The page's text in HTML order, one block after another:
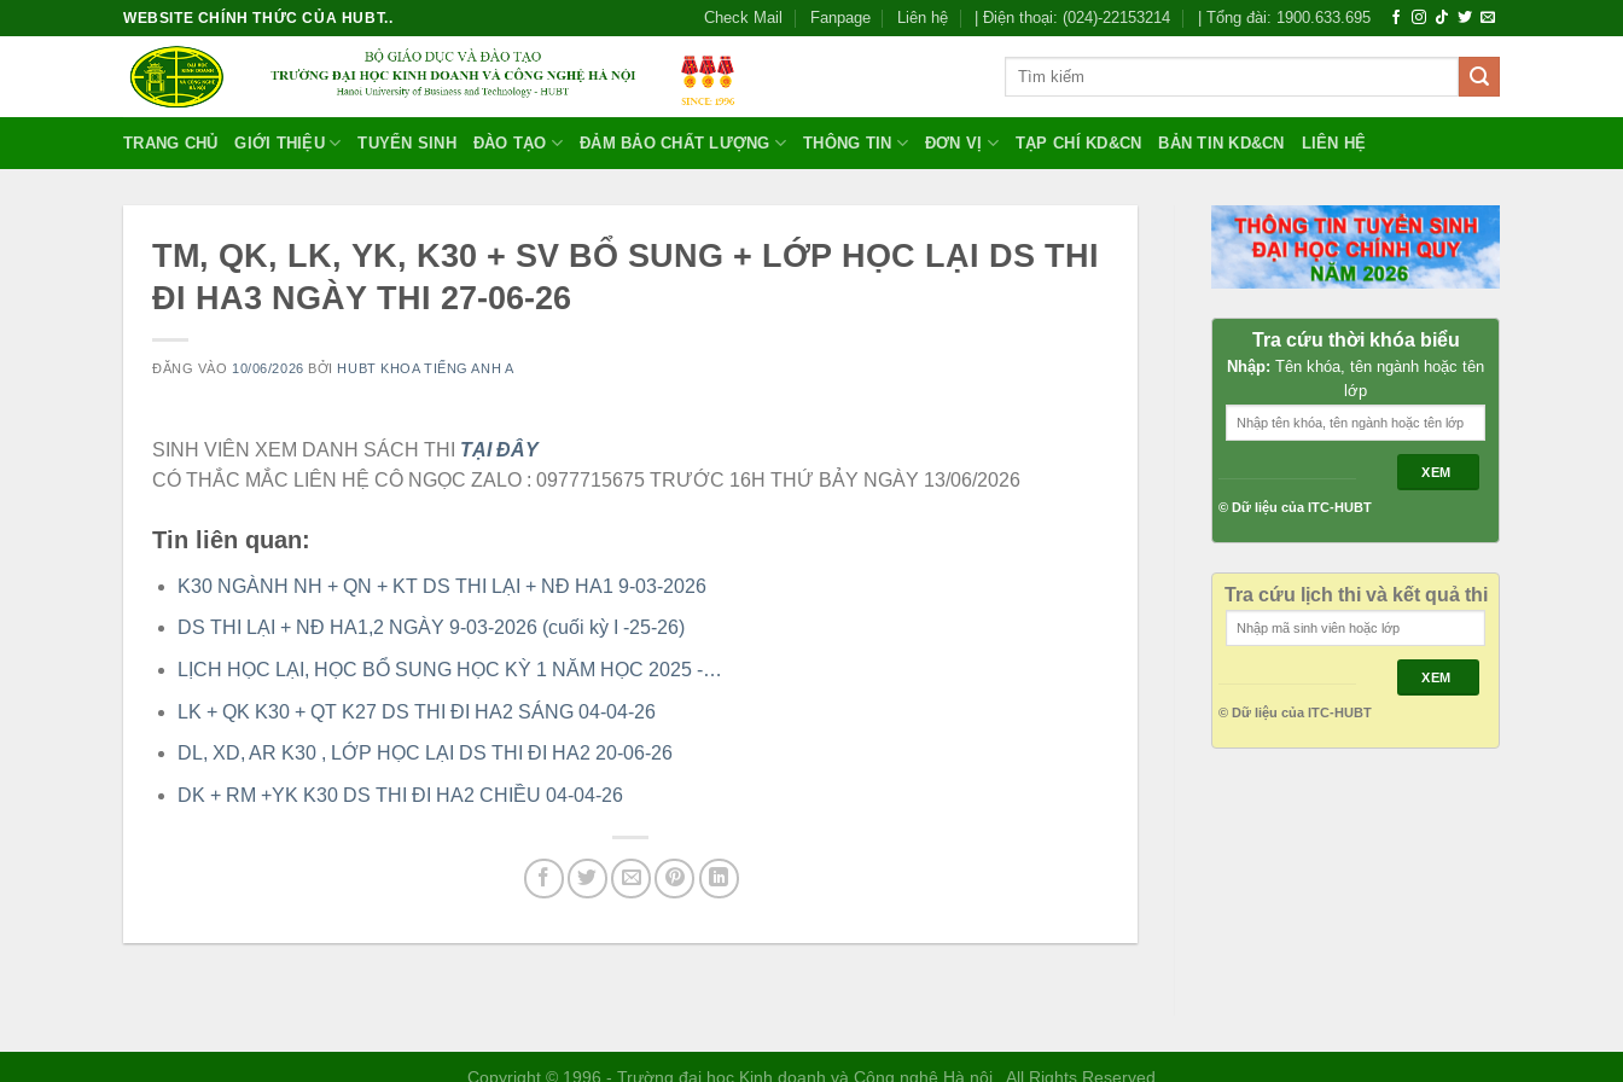
WEBSITE CHÍNH THỨC CỦA HUBT.. Check Mail Fanpage Liên hệ | Điện thoại: (024)-22153214 | Tổng đài: 1900.633.695
TRANG CHỦ GIỚI THIỆU TUYỂN SINH ĐÀO TẠO ĐẢM BẢO CHẤT LƯỢNG THÔNG TIN ĐƠN VỊ TẠP CHÍ KD&CN BẢN TIN KD&CN LIÊN HỆ
TM, QK, LK, YK, K30 + SV BỔ SUNG + LỚP HỌC LẠI DS THI
ĐI HA3 NGÀY THI 27-06-26
ĐĂNG VÀO 10/06/2026 BỞI HUBT KHOA TIẾNG ANH A
SINH VIÊN XEM DANH SÁCH THI TẠI ĐÂY
CÓ THẮC MẮC LIÊN HỆ CÔ NGỌC ZALO : 0977715675 TRƯỚC 16H THỨ BẢY NGÀY 13/06/2026
Tin liên quan:
K30 NGÀNH NH + QN + KT DS THI LẠI + NĐ HA1 9-03-2026
DS THI LẠI + NĐ HA1,2 NGÀY 9-03-2026 (cuối kỳ I -25-26)
LỊCH HỌC LẠI, HỌC BỔ SUNG HỌC KỲ 1 NĂM HỌC 2025 -…
LK + QK K30 + QT K27 DS THI ĐI HA2 SÁNG 04-04-26
DL, XD, AR K30 , LỚP HỌC LẠI DS THI ĐI HA2 20-06-26
DK + RM +YK K30 DS THI ĐI HA2 CHIỀU 04-04-26
Tra cứu thời khóa biểu
Nhập: Tên khóa, tên ngành hoặc tên
lớp
XEM
© Dữ liệu của ITC-HUBT
Tra cứu lịch thi và kết quả thi
XEM
© Dữ liệu của ITC-HUBT
Copyright © 1996 - Trường đại học Kinh doanh và Công nghệ Hà nội . All Rights Reserved